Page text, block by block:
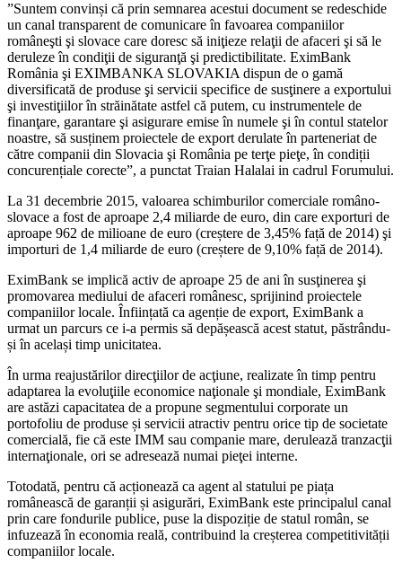
”Suntem convinși că prin semnarea acestui document se redeschide
un canal transparent de comunicare în favoarea companiilor
româneşti şi slovace care doresc să iniţieze relaţii de afaceri şi să le
deruleze în condiţii de siguranţă şi predictibilitate. EximBank
România şi EXIMBANKA SLOVAKIA dispun de o gamă
diversificată de produse şi servicii specifice de susţinere a exportului
şi investiţiilor în străinătate astfel că putem, cu instrumentele de
finanţare, garantare şi asigurare emise în numele şi în contul statelor
noastre, să susținem proiectele de export derulate în parteneriat de
către companii din Slovacia şi România pe terţe pieţe, în condiții
concurențiale corecte”, a punctat Traian Halalai in cadrul Forumului.
La 31 decembrie 2015, valoarea schimburilor comerciale româno-
slovace a fost de aproape 2,4 miliarde de euro, din care exporturi de
aproape 962 de milioane de euro (creștere de 3,45% față de 2014) şi
importuri de 1,4 miliarde de euro (creștere de 9,10% față de 2014).
EximBank se implică activ de aproape 25 de ani în susţinerea şi
promovarea mediului de afaceri românesc, sprijinind proiectele
companiilor locale. Înființată ca agenție de export, EximBank a
urmat un parcurs ce i-a permis să depășească acest statut, păstrându-
și în același timp unicitatea.
În urma reajustărilor direcţiilor de acţiune, realizate în timp pentru
adaptarea la evoluţiile economice naţionale şi mondiale, EximBank
are astăzi capacitatea de a propune segmentului corporate un
portofoliu de produse și servicii atractiv pentru orice tip de societate
comercială, fie că este IMM sau companie mare, derulează tranzacţii
internaţionale, ori se adresează numai pieţei interne.
Totodată, pentru că acționează ca agent al statului pe piața
românească de garanții și asigurări, EximBank este principalul canal
prin care fondurile publice, puse la dispoziție de statul român, se
infuzează în economia reală, contribuind la creșterea competitivității
companiilor locale.